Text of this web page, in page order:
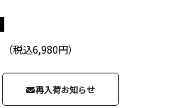
（税込6,980円）
再入荷お知らせ